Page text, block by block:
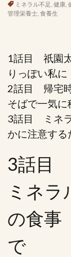
ミネラル不足, 健康,
管理栄養士, 食養生
1話目 祇園
りっぽい私に
2話目 帰宅
そばで一気
3話目 ミネ
かに注意する
3話目
ミネラ
の食事